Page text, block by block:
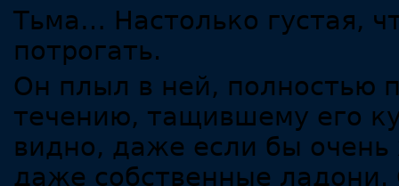
Тьма… Настолько густая,
потрогать.
Он плыл в ней, полностью
течению, тащившему его
видно, даже если бы очень
даже собственные ладони.